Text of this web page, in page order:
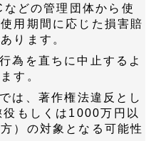
どの管理団体から使
用期間に応じた損害賠
ります。
為を直ちに中止するよ
す。
は、著作権法違反とし
もしくは1000万円以
）の対象となる可能性